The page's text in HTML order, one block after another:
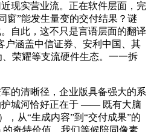
现实营业流。正在软件层面，完
窗”能发生量变的交付结果？谜
自此，这不只是言语层面的翻译
户涵盖中信证券、安利中国、其
荣耀等支流硬件生态。一一拆
清晰径，企业版具备强大的系
护城河恰好正在于 —— 既有大脑
，从“生成内容”到“交付成果”的
的奇特价值，我们等候陪同像素